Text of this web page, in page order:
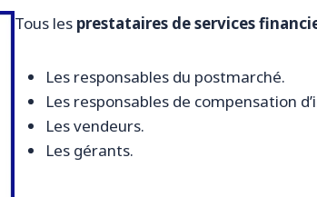
Tous les prestataires de services
Les responsables du postmarché.
Les responsables de compensation
Les vendeurs.
Les gérants.